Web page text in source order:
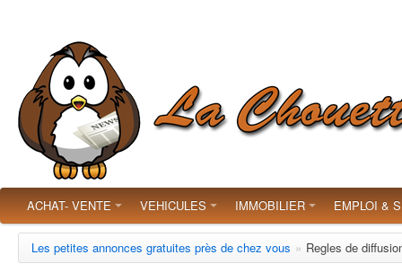
ACHAT- VENTE VEHICULES IMMOBILIER EMPLOI &
Les petites annonces gratuites près de chez vous » Regles de